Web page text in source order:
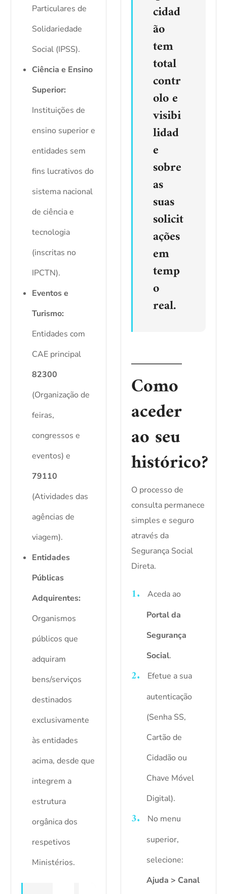
Particulares de
Solidariedade
Social (IPSS).
Ciência e Ensino
Superior:
Instituições de
ensino superior e
entidades sem
fins lucrativos do
sistema nacional
de ciência e
tecnologia
(inscritas no
IPCTN).
Eventos e
Turismo:
Entidades com
CAE principal
82300
(Organização de
feiras,
congressos e
eventos) e
79110
(Atividades das
agências de
viagem).
Entidades
Públicas
Adquirentes:
Organismos
públicos que
adquiram
bens/serviços
destinados
exclusivamente
às entidades
acima, desde que
integrem a
estrutura
orgânica dos
respetivos
Ministérios.
cidad
ão
tem
total
contr
olo e
visibi
lidad
e
sobre
as
suas
solicit
ações
em
temp
o
real.
Como
aceder
ao seu
histórico?
O processo de
consulta permanece
simples e seguro
através da
Segurança Social
Direta.
Aceda ao
Portal da
Segurança
Social.
Efetue a sua
autenticação
(Senha SS,
Cartão de
Cidadão ou
Chave Móvel
Digital).
No menu
superior,
selecione:
Ajuda > Canal